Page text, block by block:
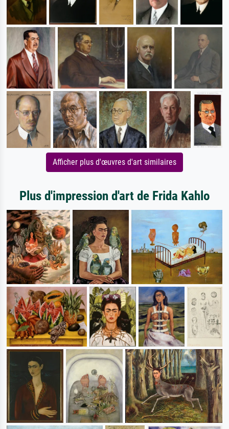
Afficher plus d'œuvres d'art similaires
Plus d'impression d'art de Frida Kahlo